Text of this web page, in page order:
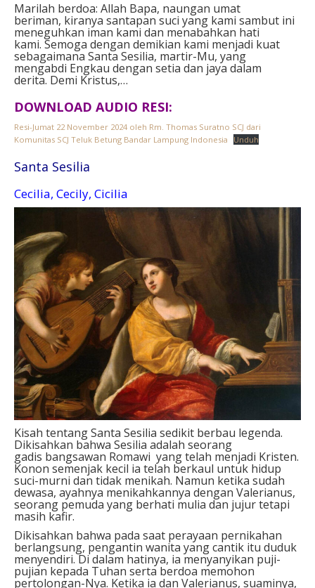
Marilah berdoa: Allah Bapa, naungan umat
beriman, kiranya santapan suci yang kami sambut ini
meneguhkan iman kami dan menabahkan hati
kami. Semoga dengan demikian kami menjadi kuat
sebagaimana Santa Sesilia, martir-Mu, yang
mengabdi Engkau dengan setia dan jaya dalam
derita. Demi Kristus,…
DOWNLOAD AUDIO RESI:
Resi-Jumat 22 November 2024 oleh Rm. Thomas Suratno SCJ dari
Komunitas SCJ Teluk Betung Bandar Lampung Indonesia
Unduh
Santa Sesilia
Cecilia, Cecily, Cicilia
Kisah tentang Santa Sesilia sedikit berbau legenda.
Dikisahkan bahwa Sesilia adalah seorang
gadis bangsawan Romawi yang telah menjadi Kristen.
Konon semenjak kecil ia telah berkaul untuk hidup
suci-murni dan tidak menikah. Namun ketika sudah
dewasa, ayahnya menikahkannya dengan Valerianus,
seorang pemuda yang berhati mulia dan jujur tetapi
masih kafir.
Dikisahkan bahwa pada saat perayaan pernikahan
berlangsung, pengantin wanita yang cantik itu duduk
menyendiri. Di dalam hatinya, ia menyanyikan puji-
pujian kepada Tuhan serta berdoa memohon
pertolongan-Nya. Ketika ia dan Valerianus, suaminya,